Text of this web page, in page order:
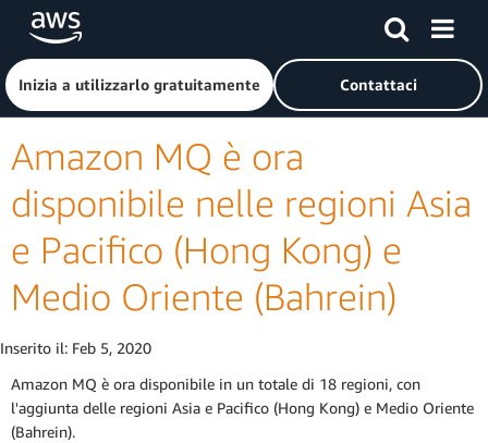
Passa al contenuto principale
Fai clic qui per tornare alla home page di Amazon Web
Inizia a utilizzarlo gratuitamente Contattaci
Amazon MQ è ora
disponibile nelle regioni Asia
e Pacifico (Hong Kong) e
Medio Oriente (Bahrein)
Inserito il: Feb 5, 2020
Amazon MQ è ora disponibile in un totale di 18 regioni, con
l'aggiunta delle regioni Asia e Pacifico (Hong Kong) e Medio Oriente
(Bahrein).